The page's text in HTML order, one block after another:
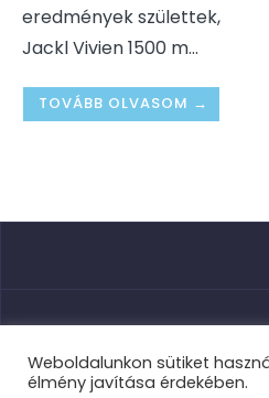
eredmények születtek,
Jackl Vivien 1500 m...
TOVÁBB OLVASOM →
Weboldalunkon sütiket
élmény javítása érdekében.